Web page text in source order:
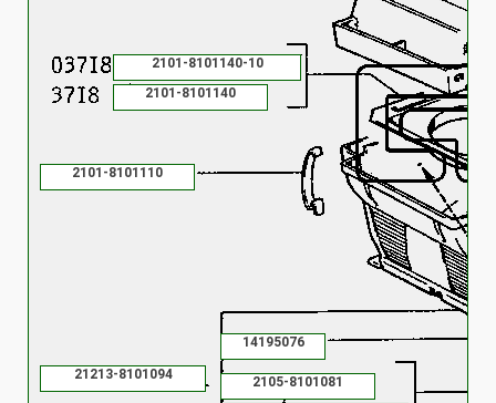
14195076
2101-8101110
2101-8101140
2101-8101140-10
2105-8101081
21213-8101094